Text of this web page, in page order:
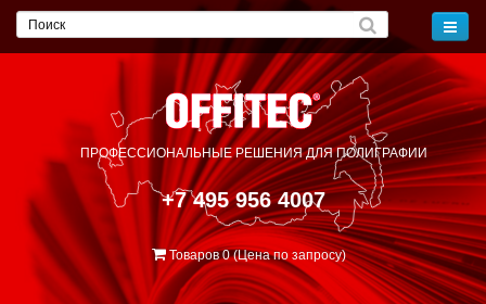
ПРОФЕССИОНАЛЬНЫЕ РЕШЕНИЯДЛЯ ПОЛИГРАФИИ
+7 495 956 4007
Товаров 0 (Цена по запросу)